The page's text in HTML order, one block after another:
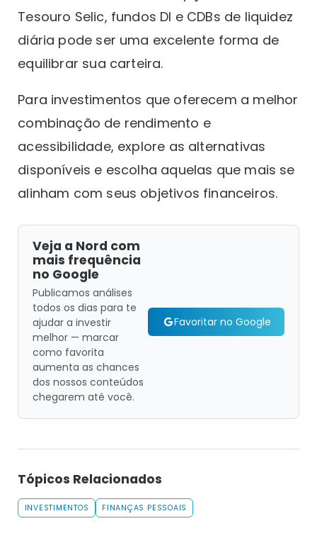
Tesouro Selic, fundos DI e CDBs de liquidez
diária pode ser uma excelente forma de
equilibrar sua carteira.
Para investimentos que oferecem a melhor
combinação de rendimento e
acessibilidade, explore as alternativas
disponíveis e escolha aquelas que mais se
alinham com seus objetivos financeiros.
Veja a Nord com
mais frequência
no Google
Publicamos análises
todos os dias para te
ajudar a investir
melhor — marcar
como favorita
aumenta as chances
dos nossos conteúdos
chegarem até você.
Favoritar no Google
Tópicos Relacionados
INVESTIMENTOS FINANÇAS PESSOAIS